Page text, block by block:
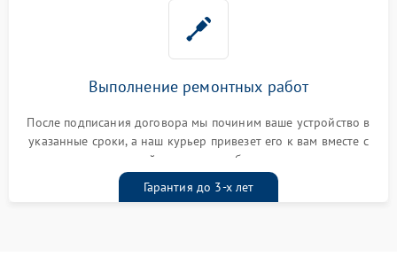
Выполнение ремонтных работ
После подписания договора мы починим ваше устройство в
указанные сроки, а наш курьер привезет его к вам вместе с
гарантийным талоном бесплатно
Гарантия до 3-х лет